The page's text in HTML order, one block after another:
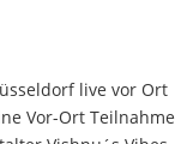
live vor Ort
Vor-Ort Teilnahme